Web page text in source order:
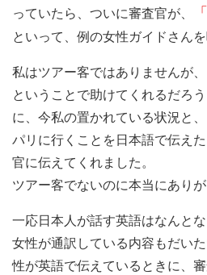
っていたら、ついに審査官が、
といって、例の女性ガイドさん
私はツアー客ではありませんが
ということで助けてくれるだろ
に、今私の置かれている状況と
パリに行くことを日本語で伝え
官に伝えてくれました。
ツアー客でないのに本当にありが
一応日本人が話す英語はなんと
女性が通訳している内容もだい
性が英語で伝えているときに、